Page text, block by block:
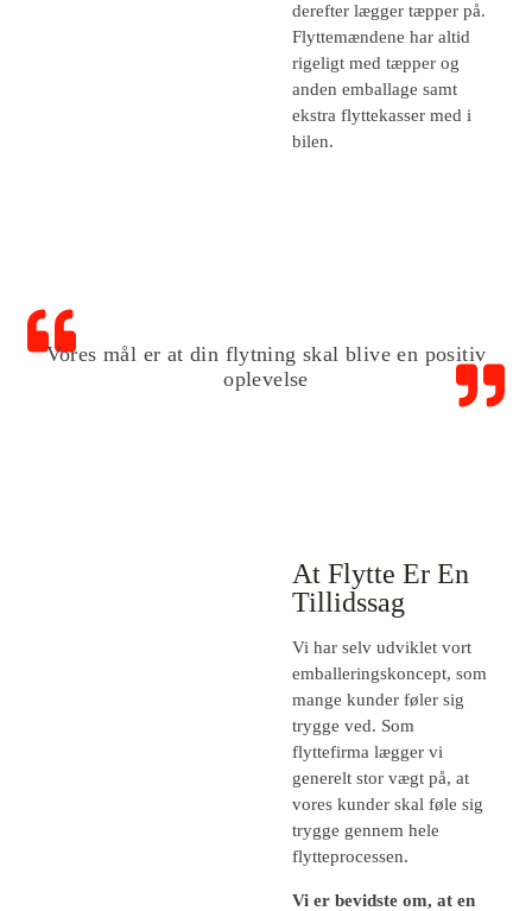
derefter lægger tæpper på.
Flyttemændene har altid
rigeligt med tæpper og
anden emballage samt
ekstra flyttekasser med i
bilen.
Vores mål er at din flytning skal blive en positiv
oplevelse
At Flytte Er En
Tillidssag
Vi har selv udviklet vort
emballeringskoncept, som
mange kunder føler sig
trygge ved. Som
flyttefirma lægger vi
generelt stor vægt på, at
vores kunder skal føle sig
trygge gennem hele
flytteprocessen.
Vi er bevidste om, at en